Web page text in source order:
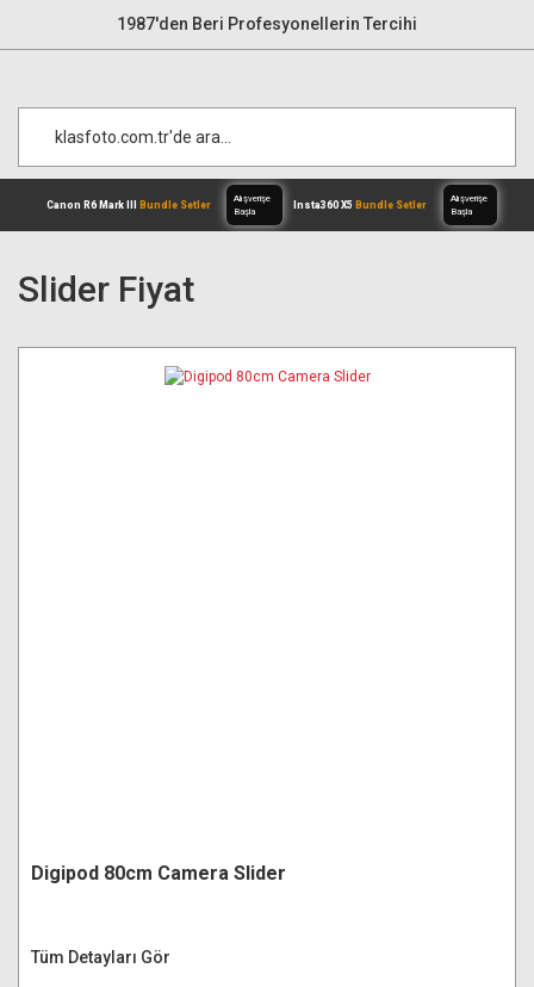
1987'den Beri Profesyonellerin Tercihi
Başla
Slider Fiyat
Digipod 80cm Camera Slider
Tüm Detayları Gör